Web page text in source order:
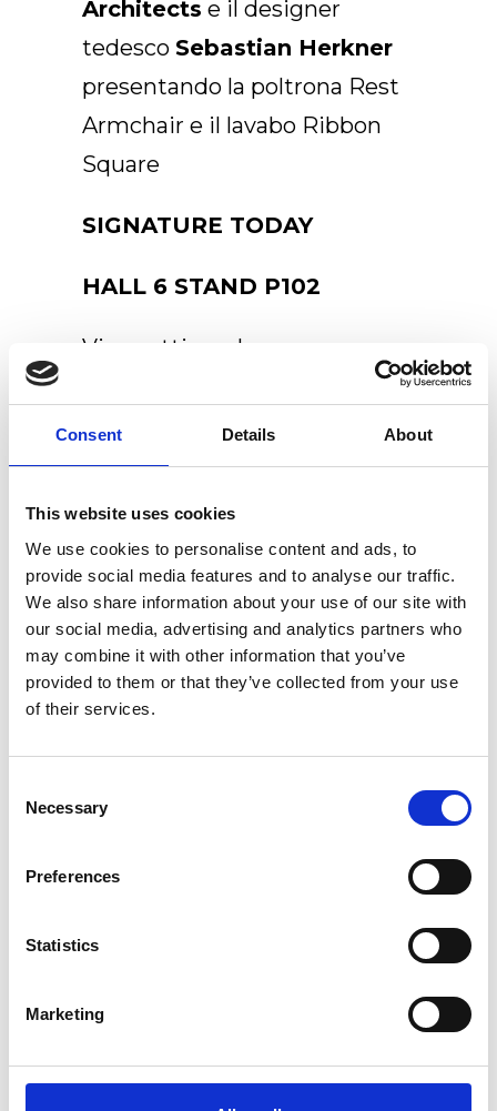
Consent Details About
This website uses cookies
We use cookies to personalise content and ads, to
provide social media features and to analyse our traffic.
We also share information about your use of our site with
our social media, advertising and analytics partners who
may combine it with other information that you’ve
provided to them or that they’ve collected from your use
of their services.
Selection
Necessary
Preferences
Statistics
Marketing
Architects e il designer
tedesco Sebastian Herkner
presentando la poltrona Rest
Armchair e il lavabo Ribbon
Square
SIGNATURE TODAY
HALL 6 STAND P102
Vi aspettiamo!
Articoli recenti
Nuovo Ex.t Flagship store
Grazie per averci fatto visita